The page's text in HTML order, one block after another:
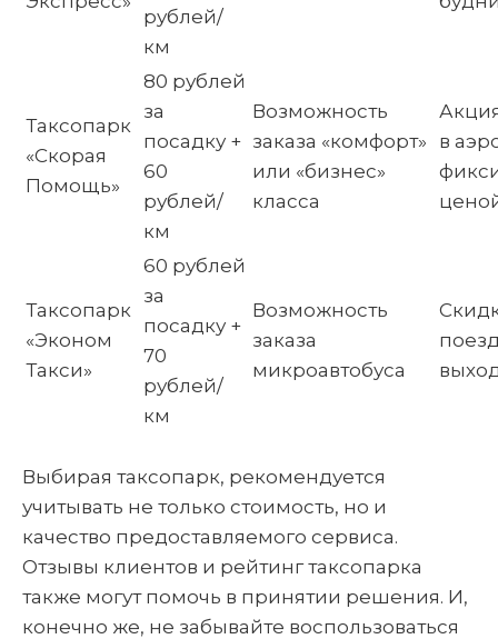
рублей/
км
Таксопарк
«Скорая
Помощь»
80 рублей
за
посадку +
60
рублей/
км
Возможность
заказа «комфорт»
или «бизнес»
класса
в
Таксопарк
«Эконом
Такси»
60 рублей
за
посадку +
70
рублей/
км
Возможность
заказа
микроавтобуса
Выбирая таксопарк, рекомендуется
учитывать не только стоимость, но и
качество предоставляемого сервиса.
Отзывы клиентов и рейтинг таксопарка
также могут помочь в принятии решения. И,
конечно же, не забывайте воспользоваться